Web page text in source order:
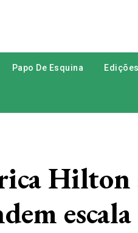
Papo De Esquina
Hilton